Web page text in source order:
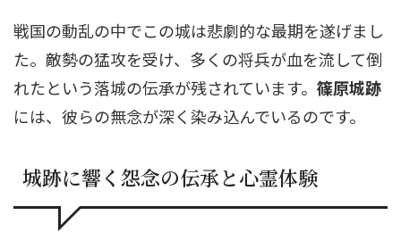
戦国の動乱の中でこの城は悲劇的な最期を遂げまし
た。敵勢の猛攻を受け、多くの将兵が血を流して倒
れたという落城の伝承が残されています。 篠原城跡
には、彼らの無念が深く染み込んでいるのです。
城跡に響く怨念の伝承と心霊体験